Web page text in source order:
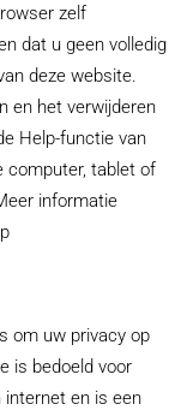
zelf
dat u geen volledig
deze website.
en het verwijderen
Help-functie van
computer, tablet of
informatie
om uw privacy op
is bedoeld voor
internet en is een